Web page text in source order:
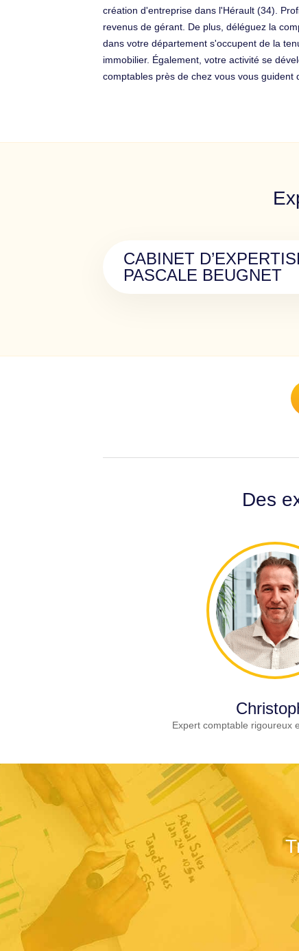
création d'entreprise dans l'Hérault (34).
revenus de gérant. De plus, déléguez la
dans votre département s'occupent de la
immobilier. Également, votre activité se
comptables près de chez vous vous
CABINET
PASCALE BEUGNET
Des
Expert comptable rigoureux